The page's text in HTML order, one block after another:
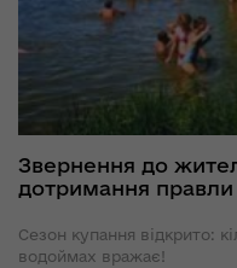
Звернення до
дотримання правли
Сезон купання відкрито:
водоймах вражає!